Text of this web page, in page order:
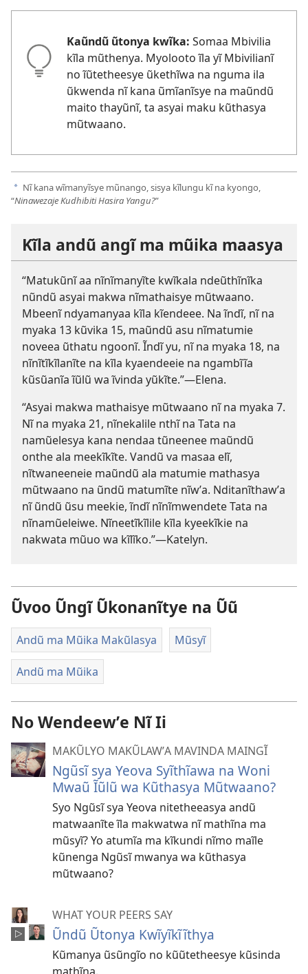
Kaũndũ ũtonya kwĩka: Somaa Mbivilia
kĩla mũthenya. Myolooto ĩla yĩ Mbivilianĩ
no ĩũtetheesye ũkethĩwa na nguma ila
ũkwenda nĩ kana ũmĩanĩsye na maũndũ
maito thayũnĩ, ta asyai maku kũthasya
mũtwaano.
a Nĩ kana wĩmanyĩsye mũnango, sisya kĩlungu kĩ na kyongo,
“Ninawezaje Kudhibiti Hasira Yangu?”
Kĩla andũ angĩ ma mũika maasya
“Matukũnĩ aa nĩnĩmanyĩte kwĩkala ndeũthĩnĩka
nũndũ asyai makwa nĩmathaisye mũtwaano.
Mbeenĩ ndyamanyaa kĩla kĩendeee. Na ĩndĩ, nĩ na
myaka 13 kũvika 15, maũndũ asu nĩmatumie
noveea ũthatu ngoonĩ. Ĩndĩ yu, nĩ na myaka 18, na
nĩnĩtĩkĩlanĩte na kĩla kyaendeeie na ngambĩĩa
kũsũanĩa ĩũlũ wa ĩvinda yũkĩte.”—Elena.
“Asyai makwa mathaisye mũtwaano nĩ na myaka 7.
Nĩ na myaka 21, nĩnekalile nthĩ na Tata na
namũelesya kana nendaa tũneenee maũndũ
onthe ala meekĩkĩte. Vandũ va masaa elĩ,
nĩtwaneeneie maũndũ ala matumie mathasya
mũtwaano na ũndũ matumĩte nĩwʼa. Nditanĩthawʼa
nĩ ũndũ ũsu meekie, ĩndĩ nĩnĩmwendete Tata na
nĩnamũeleiwe. Nĩneetĩkĩlile kĩla kyeekĩkie na
nakwata mũuo wa kĩlĩko.”—Katelyn.
Ũvoo Ũngĩ Ũkonanĩtye na Ũũ
Andũ ma Mũika Makũlasya Mũsyĩ
Andũ ma Mũika
No Wendeewʼe Nĩ Ii
MAKŨLYO MAKŨLAWʼA MAVINDA MAINGĨ
Ngũsĩ sya Yeova Syĩthĩawa na Woni
Mwaũ Ĩũlũ wa Kũthasya Mũtwaano?
Syo Ngũsĩ sya Yeova nitetheeasya andũ
matwaanĩte ĩla makwatwa nĩ mathĩna ma
mũsyĩ? Yo atumĩa ma kĩkundi nĩmo maĩle
kũnenga Ngũsĩ mwanya wa kũthasya
mũtwaano?
WHAT YOUR PEERS SAY
Ũndũ Ũtonya Kwĩyĩkĩĩthya
Kũmanya ũsũngĩo no kũũtetheesye kũsinda
mathĩna.